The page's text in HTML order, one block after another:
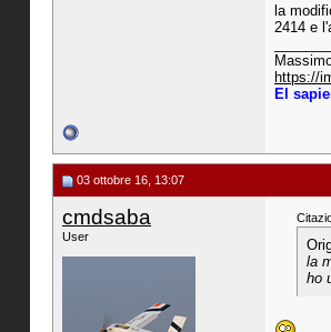
la
2414 e
https://
El
03 ottobre 16, 13:07
cmdsaba
User
la
ho